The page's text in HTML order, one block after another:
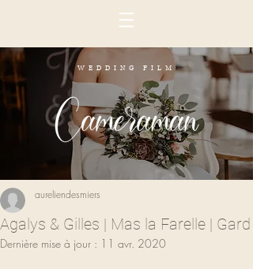
WEDDING FILM
Agalys & Gilles | Mas la Farelle | Gard
aureliendesmiers
Dernière mise à jour : 11 avr. 2020